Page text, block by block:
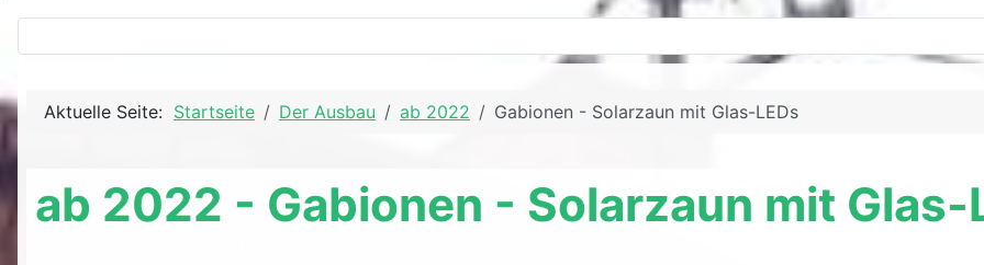
Aktuelle Seite: Startseite Der Ausbau ab 2022 Gabionen - Solarzaun mit Glas-LEDs
ab 2022 - Gabionen - Solarzaun mit Glas-